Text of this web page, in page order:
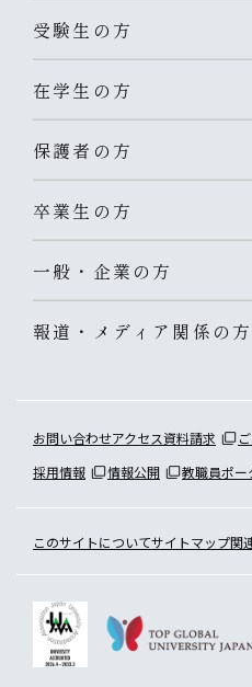
受験生の方
在学生の方
保護者の方
卒業生の方
一般・企業の方
報道・メディア関係の方
お問い合わせアクセス資料請求
採用情報
情報公開 教職員ポー
このサイトについてサイトマップ関